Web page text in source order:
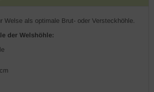
Welse als optimale Brut- oder Versteckhöhle.
der Welshöhle: